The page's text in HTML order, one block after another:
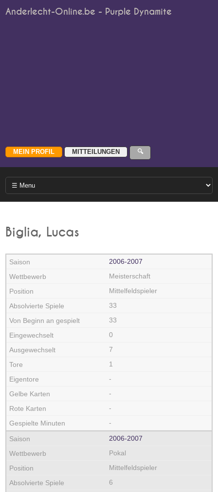
Anderlecht-Online.be - Purple Dynamite
Biglia, Lucas
2006‑2007
Meisterschaft
Mittelfeldspieler
33
33
0
7
1
-
-
-
-
2006‑2007
Pokal
Mittelfeldspieler
6